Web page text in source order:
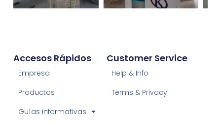
Customer Service
Help & Info
Terms & Privacy
Accesos Rápidos
Empresa
Productos
Guías informativas